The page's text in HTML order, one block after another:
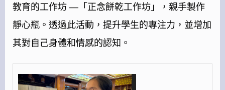
教育的工作坊 —「正念餅乾工作坊」，親手製作
靜心瓶。透過此活動，提升學生的專注力，並增加
其對自己身體和情感的認知。